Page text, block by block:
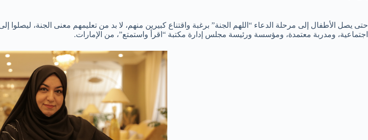
حتى يصل الأطفال إلى مرحلة الدعاء “اللهم الجنة” برغبة واقتناع كبيرين منهم، لا بد من تعليمهم معنى الجنة،
اجتماعية، ومدربة معتمدة، ومؤسسة ورئيسة مجلس إدارة مكتبة “اقرأ واستمتع”، من الإمارات.